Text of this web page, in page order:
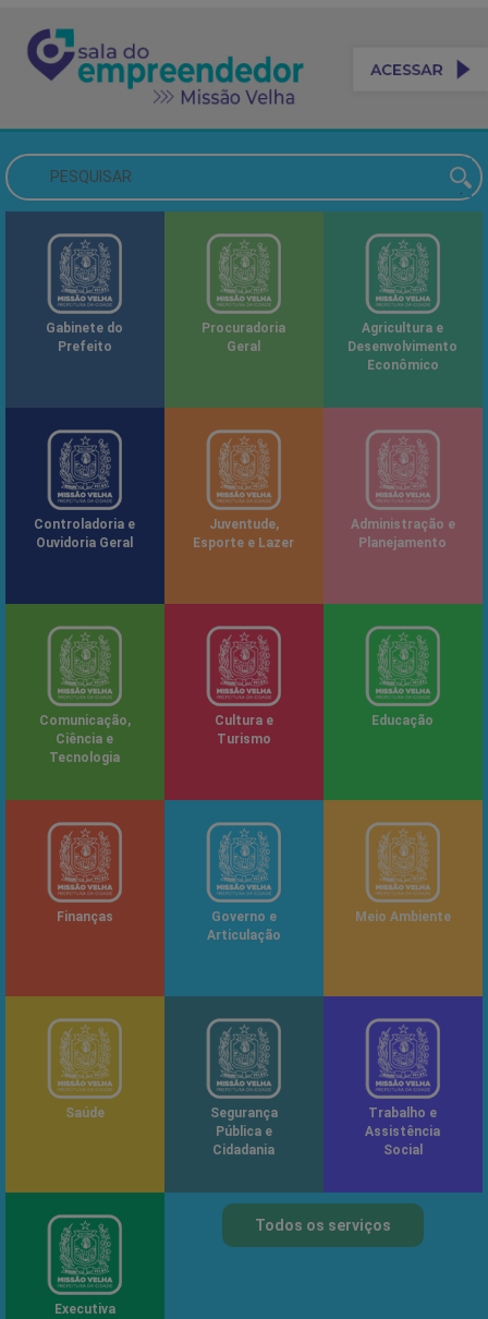
Gabinete do
Prefeito
Procuradoria
Geral
Agricultura e
Desenvolvimento
Econômico
Controladoria e
Ouvidoria Geral
Juventude,
Esporte e Lazer
Administração e
Planejamento
Comunicação,
Ciência e
Tecnologia
Cultura e
Turismo
Educação
Finanças
Governo e
Articulação
Meio Ambiente
Saúde
Segurança
Pública e
Cidadania
Trabalho e
Assistência
Social
Executiva
Todos os serviços